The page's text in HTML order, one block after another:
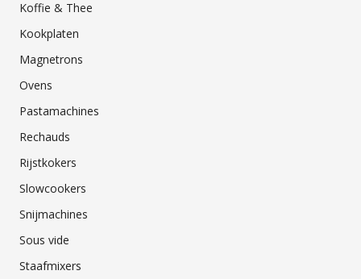
Koffie & Thee
Kookplaten
Magnetrons
Ovens
Pastamachines
Rechauds
Rijstkokers
Slowcookers
Snijmachines
Sous vide
Staafmixers